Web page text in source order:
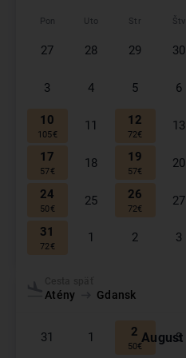
Pon Uto Str Štv
27 28 29 30
3 4 5 6
10
105€
11 12
72€
13
17
57€
18 19
57€
20
24
50€
25 26
72€
27
31
72€
1 2 3
31 1 2
50€
3
Atény Gdansk
August